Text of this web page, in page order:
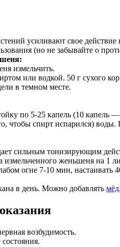
усиливают свое
(но не забывайте о
измельчить.
или водкой. 50 г сухого
в темном месте.
по 5-25 капель (10 капель
чтобы спирт испарился)
сильным тонизирующим
измельченного женьшеня на 1
огне 7-10 мин, настаивать
в день. Можно добавлять мёд
возбудимость.